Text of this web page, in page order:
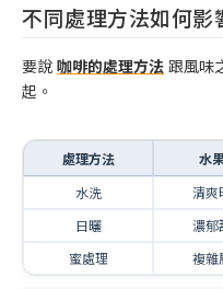
不同處理方法如何影
要說 咖啡的處理方法 跟風味
起。
處理方法 水
水洗
清爽
日曬
濃郁
蜜處理
複雜